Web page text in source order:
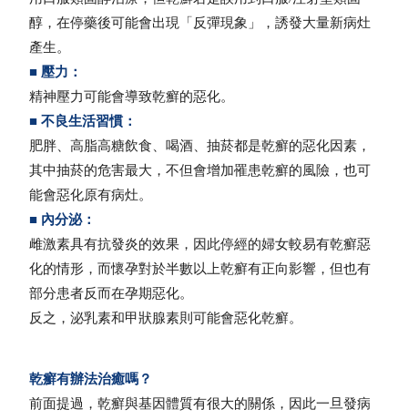
醇，在停藥後可能會出現「反彈現象」，誘發大量新病灶
產生。
■ 壓力：
精神壓力可能會導致乾癬的惡化。
■ 不良生活習慣：
肥胖、高脂高糖飲食、喝酒、抽菸都是乾癬的惡化因素，
其中抽菸的危害最大，不但會增加罹患乾癬的風險，也可
能會惡化原有病灶。
■ 內分泌：
雌激素具有抗發炎的效果，因此停經的婦女較易有乾癬惡
化的情形，而懷孕對於半數以上乾癬有正向影響，但也有
部分患者反而在孕期惡化。
反之，泌乳素和甲狀腺素則可能會惡化乾癬。
乾癬有辦法治癒嗎？
前面提過，乾癬與基因體質有很大的關係，因此一旦發病